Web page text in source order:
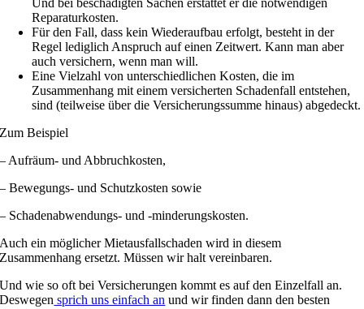
Und bei beschädigten Sachen erstattet er die notwendigen
Reparaturkosten.
Für den Fall, dass kein Wiederaufbau erfolgt, besteht in der
Regel lediglich Anspruch auf einen Zeitwert. Kann man aber
auch versichern, wenn man will.
Eine Vielzahl von unterschiedlichen Kosten, die im
Zusammenhang mit einem versicherten Schadenfall entstehen,
sind (teilweise über die Versicherungssumme hinaus) abgedeckt.
Zum Beispiel
– Aufräum- und Abbruchkosten,
– Bewegungs- und Schutzkosten sowie
– Schadenabwendungs- und -minderungskosten.
Auch ein möglicher Mietausfallschaden wird in diesem
Zusammenhang ersetzt. Müssen wir halt vereinbaren.
Und wie so oft bei Versicherungen kommt es auf den Einzelfall an.
Deswegen sprich uns einfach an und wir finden dann den besten